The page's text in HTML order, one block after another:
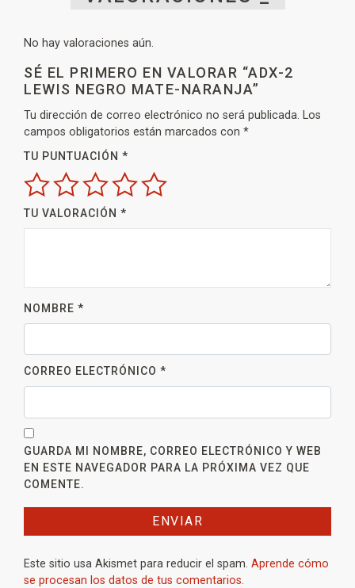
No hay valoraciones aún.
SÉ EL PRIMERO EN VALORAR “ADX-2
LEWIS NEGRO MATE-NARANJA”
Tu dirección de correo electrónico no será publicada. Los
campos obligatorios están marcados con *
TU PUNTUACIÓN *
TU VALORACIÓN *
NOMBRE *
CORREO ELECTRÓNICO *
GUARDA MI NOMBRE, CORREO ELECTRÓNICO Y WEB
EN ESTE NAVEGADOR PARA LA PRÓXIMA VEZ QUE
COMENTE.
Este sitio usa Akismet para reducir el spam. Aprende cómo
se procesan los datos de tus comentarios.